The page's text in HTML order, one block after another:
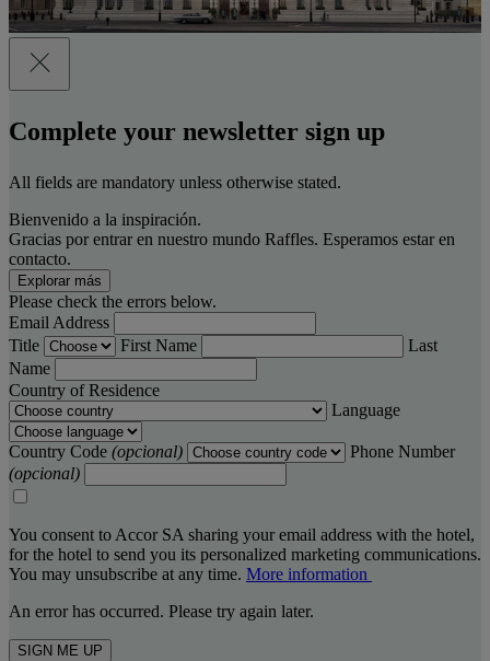
Complete your newsletter sign up
All fields are mandatory unless otherwise stated.
Bienvenido a la inspiración.
Gracias por entrar en nuestro mundo Raffles. Esperamos estar en
contacto.
Explorar más
Please check the errors below.
Email Address
Title
First Name
Last
Name
Country of Residence
Language
Country Code (opcional)
Phone Number
(opcional)
You consent to Accor SA sharing your email address with the hotel,
for the hotel to send you its personalized marketing communications.
You may unsubscribe at any time. More information
An error has occurred. Please try again later.
SIGN ME UP